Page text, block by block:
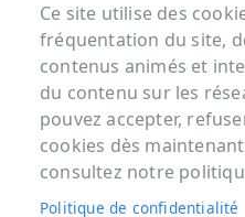
Menu Pied de page
ACCUEIL
MENTIONS LÉGALES
Ce site utilise des
fréquentation du site,
contenus animés et
du contenu sur les
pouvez accepter,
cookies dès
consultez notre
Politique de confidentialité